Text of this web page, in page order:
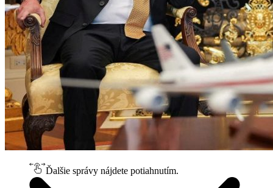
Ďalšie správy nájdete potiahnutím.